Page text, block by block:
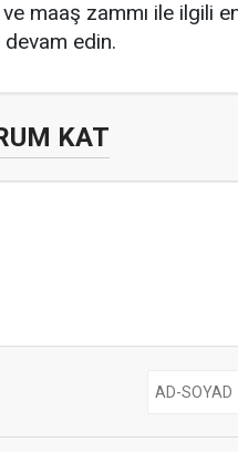
maaş zammı ile ilgili
edin.
KAT